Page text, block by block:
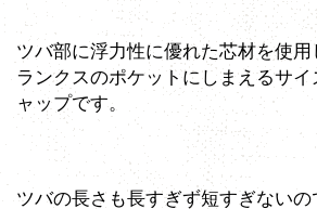
ツバ部に浮力性に優れた芯材を使用
ランクスのポケットにしまえるサ
ャップです。
ツバの長さも長すぎず短すぎない